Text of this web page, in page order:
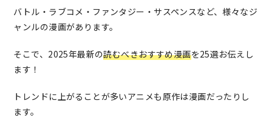
バトル・ラブコメ・ファンタジー・サスペンスなど、様々なジ
ャンルの漫画があります。
そこで、2025年最新の読むべきおすすめ漫画を25選お伝えし
ます！
トレンドに上がることが多いアニメも原作は漫画だったりし
ます。